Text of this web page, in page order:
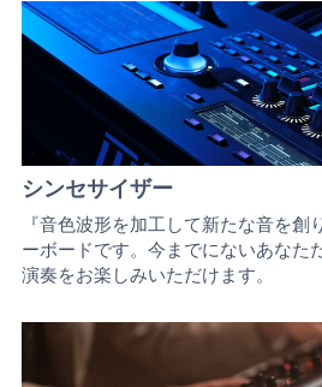
シンセサイザー
『音色波形を加工して新たな音を創
ーボードです。今までにないあなた
演奏をお楽しみいただけます。